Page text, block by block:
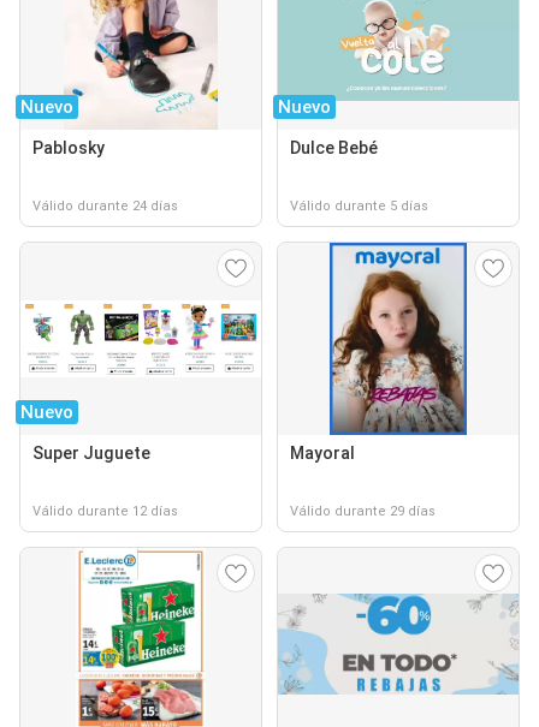
Nuevo
Pablosky
Válido durante 24 días
Nuevo
Dulce Bebé
Válido durante 5 días
Nuevo
Super Juguete
Válido durante 12 días
Mayoral
Válido durante 29 días